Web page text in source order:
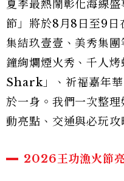
夏季最熱鬧彰化海線
節」將於8月8日至9日
集結玖壹壹、美秀集
鐘絢爛煙火秀、千人
Shark」、祈福嘉年
於一身。我們一次整
動亮點、交通與必玩攻
2026王功漁火節